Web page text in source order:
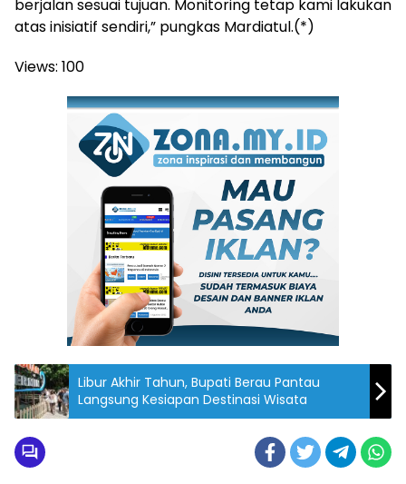
berjalan sesuai tujuan. Monitoring tetap kami lakukan
atas inisiatif sendiri,” pungkas Mardiatul.(*)
Views: 100
Libur Akhir Tahun, Bupati Berau Pantau
Langsung Kesiapan Destinasi Wisata